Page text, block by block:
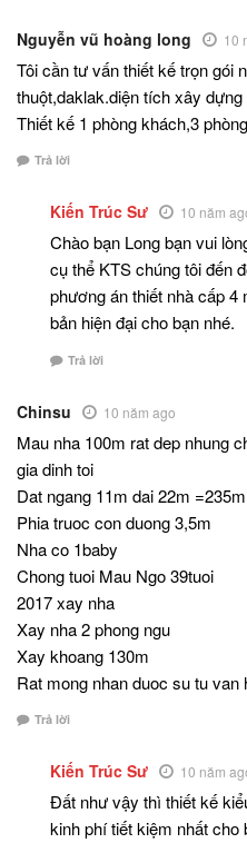
Nguyễn vũ hoàng long 10
Tôi cần tư vấn thiết kế trọn gói
thuột,daklak.diện tích xây
Thiết kế 1 phòng khách,3
Trả lời
Kiến Trúc Sư 10 năm
Chào bạn Long bạn vui
cụ thể KTS chúng tôi đến
phương án thiết nhà cấp 4
bản hiện đại cho bạn nhé.
Trả lời
Chinsu 10 năm ago
Mau nha 100m rat dep nhung
gia dinh toi
Dat ngang 11m dai 22m =235m
Phia truoc con duong 3,5m
Nha co 1baby
Chong tuoi Mau Ngo 39tuoi
2017 xay nha
Xay nha 2 phong ngu
Xay khoang 130m
Rat mong nhan duoc su tu van
Trả lời
Kiến Trúc Sư 10 năm
Đất như vậy thì thiết kế
kinh phí tiết kiệm nhất cho